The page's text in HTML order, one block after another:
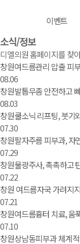
이벤트
소식/정보 |
소식/정보
디엘의원 홈페이지를 찾
창원여드름관리 압출 피
08.06
창원발톱무좀 안전하고
08.03
창원쿨소닉 리프팅, 붓
07.30
창원팔자주름 피부과, 자
07.29
창원물광주사, 촉촉하고
07.22
창원 여드름자국 가려지
07.21
창원여드름흉터 치료,
07.10
창원상남동피부과 체계